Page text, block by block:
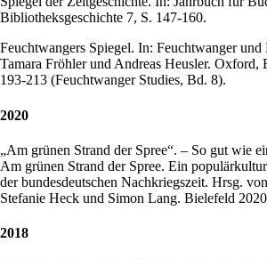
Bibliotheksgeschichte 7, S. 147-160.
Feuchtwangers Spiegel. In: Feuchtwanger
Tamara Fröhler und Andreas Heusler. Oxford,
193-213 (Feuchtwanger Studies, Bd. 8).
2020
„Am grünen Strand der Spree“. – So gut wie
Am grünen Strand der Spree. Ein
der bundesdeutschen Nachkriegszeit. Hrsg.
Stefanie Heck und Simon Lang. Bielefeld
2018